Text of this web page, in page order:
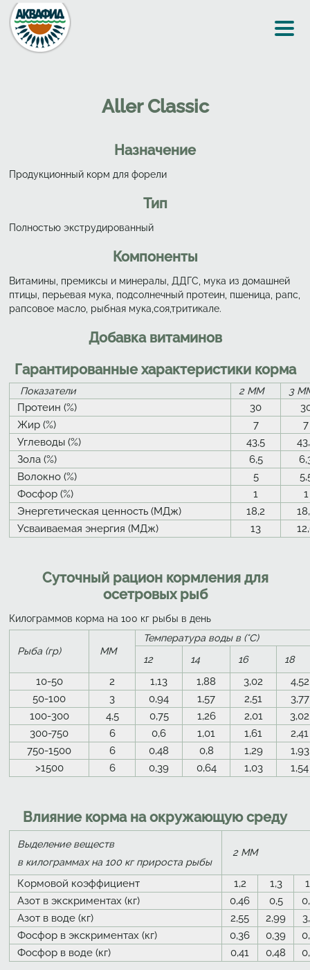
Перейти к основному содержанию
Aller Classic
Назначение
Продукционный корм для форели
Тип
Полностью экструдированный
Компоненты
Витамины, премиксы и минералы, ДДГС, мука из домашней
птицы, перьевая мука, подсолнечный протеин, пшеница, рапс,
рапсовое масло, рыбная мука,соя,тритикале.
Добавка витаминов
Гарантированные характеристики корма
Показатели 2 ММ 3
Протеин (%) 30
Жир (%)
7
7
Углеводы (%)
43,5
Зола (%)
6,5
Волокно (%)
5
Фосфор (%)
1
1
Энергетическая ценность (МДж)
18,2
Усваиваемая энергия (МДж)
13
Суточный рацион кормления для
осетровых рыб
Килограммов корма на 100 кг рыбы в день
Рыба (гр) ММ
Температура воды в (°C)
12
14 16 18
10-50 2 1,13 1,88 3,02
4,52
50-100
3 0,94 1,57 2,51
3,77
100-300
4,5 0,75 1,26 2,01
3,02
300-750
6 0,6 1,01 1,61
2,41
750-1500
6 0,48 0,8 1,29
1,93
>1500
6 0,39 0,64 1,03 1,54
Влияние корма на окружающую среду
Выделение веществ
в килограммах на 100 кг прироста рыбы
2 ММ
Кормовой коэффициент 1,2 1,3
Азот в экскриментах (кг)
0,46 0,5
Азот в воде (кг)
2,55 2,99
Фосфор в экскриментах (кг)
0,36 0,39
Фосфор в воде (кг)
0,41 0,48